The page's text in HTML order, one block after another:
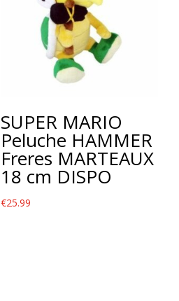
SUPER MARIO
Peluche HAMMER
Freres MARTEAUX
18 cm DISPO
€25.99